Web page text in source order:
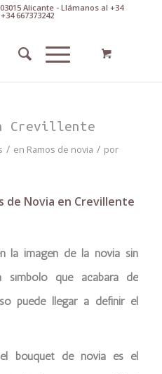
Alicante - Llámanos al +34
667373242
Crevillente
/ en Ramos de novia / por
de Novia en Crevillente
la imagen de la novia sin
que acabará de
puede llegar a definir el
bouquet de novia es el